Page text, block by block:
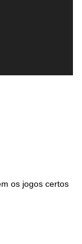
os jogos certos